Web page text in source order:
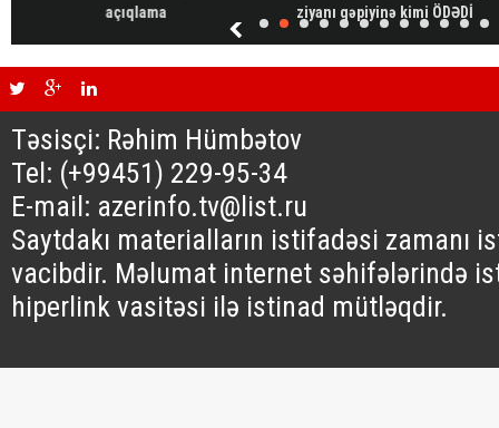
açıqlama
ziyanı qəpiyinə kimi ÖDƏDİ
Təsisçi: Rəhim Hümbətov
Tel: (+99451) 229-95-34
E-mail: azerinfo.tv@list.ru
Saytdakı materialların istifadəsi zamanı
vacibdir. Məlumat internet səhifələrində
hiperlink vasitəsi ilə istinad mütləqdir.